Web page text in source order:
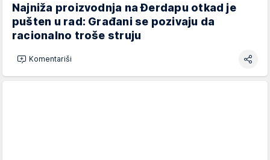
Najniža proizvodnja na Đerdapu otkad je
pušten u rad: Građani se pozivaju da
racionalno troše struju
Komentariši